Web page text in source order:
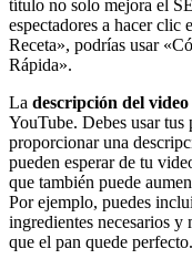
título no solo mejora el
espectadores a hacer
Receta», podrías usar
Rápida».
La descripción del video
YouTube. Debes usar tus
proporcionar una
pueden esperar de tu
que también puede
Por ejemplo, puedes
ingredientes necesarios y
que el pan quede perfecto.